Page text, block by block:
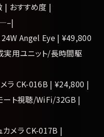
| おすすめ度 |
Angel Eye | ¥49,800
用ユニット/長時間駆
ラ CK-016B | ¥24,800 |
ート視聴/WiFi/32GB |
カメラ CK-017B |